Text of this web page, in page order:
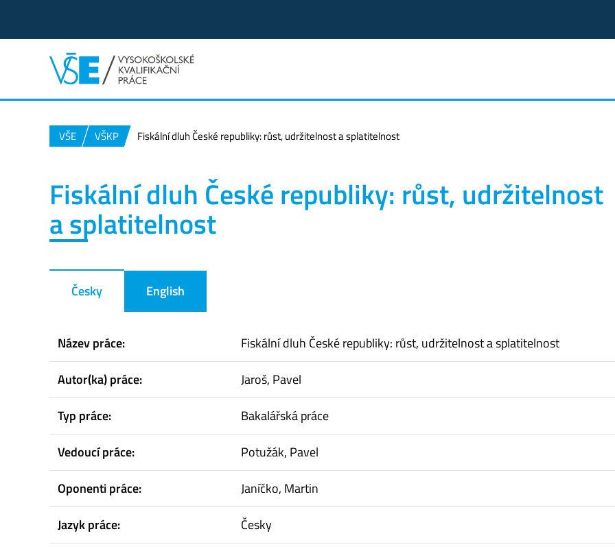
VŠE VŠKP Fiskální dluh České republiky: růst, udržitelnost a splatitelnost
Fiskální dluh České republiky: růst, udržitelnost
a splatitelnost
Česky English
Název práce:
Fiskální dluh České republiky: růst, udržitelnost a splatitelnost
Autor(ka) práce:
Jaroš, Pavel
Typ práce:
Bakalářská práce
Vedoucí práce:
Potužák, Pavel
Oponenti práce:
Janíčko, Martin
Jazyk práce:
Česky